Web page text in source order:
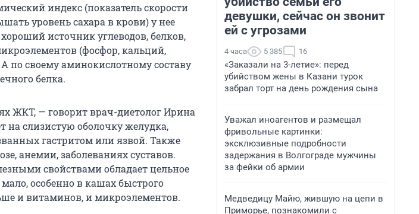
индекс (показатель скорости
уровень сахара в крови) у нее
хороший источник углеводов, белков,
(фосфор, кальций,
своему аминокислотному составу
белка.
ЖКТ, — говорит врач-диетолог Ирина
слизистую оболочку желудка,
гастритом или язвой. Также
анемии, заболеваниях суставов.
свойствами обладает цельное
особенно в кашах быстрого
и витаминов, и микроэлементов.
девушки, сейчас он звонит
ей с угрозами
4 часа 5 385 16
«Заказали на 3-летие»: перед
убийством жены в Казани турок
забрал торт на день рождения сына
Уважал иноагентов и размещал
фривольные картинки:
эксклюзивные подробности
задержания в Волгограде мужчины
за фейки об армии
Медведицу Майю, жившую на цепи в
Приморье, познакомили с